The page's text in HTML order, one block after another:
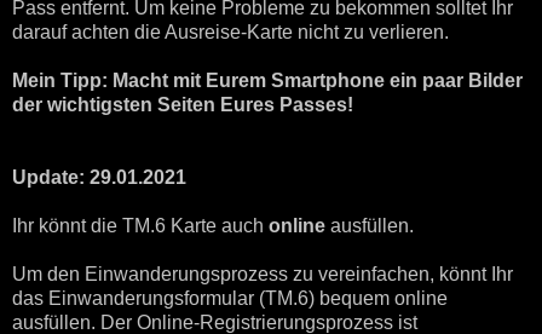
Pass entfernt. Um keine Probleme zu bekommen solltet Ihr
darauf achten die Ausreise-Karte nicht zu verlieren.
Mein Tipp: Macht mit Eurem Smartphone ein paar Bilder
der wichtigsten Seiten Eures Passes!
Update: 29.01.2021
Ihr könnt die TM.6 Karte auch online ausfüllen.
Um den Einwanderungsprozess zu vereinfachen, könnt Ihr
das Einwanderungsformular (TM.6) bequem online
ausfüllen. Der Online-Registrierungsprozess ist